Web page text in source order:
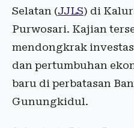
Selatan (JJLS) di
Purwosari. Kajian
mendongkrak
dan pertumbuhan
baru di perbatasan
Gunungkidul.